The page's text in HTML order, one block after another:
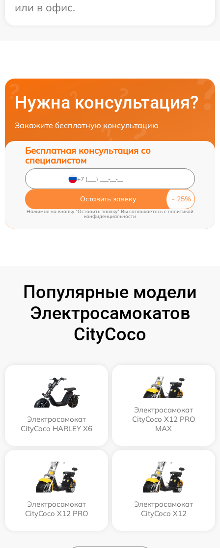
или в офис.
Нужна консультация?
Закажите бесплатную консультацию
Бесплатная консультация со
специалистом
Оставить заявку
Нажимая на кнопку "Оставить заявку" Вы соглашаетесь cполитикой
конфиденциальности
Популярные модели
Электросамокатов
CityCoco
Электросамокат
CityCoco HARLEY X6
Электросамокат
CityCoco X12 PRO
MAX
Электросамокат
CityCoco X12 PRO
Электросамокат
CityCoco X12